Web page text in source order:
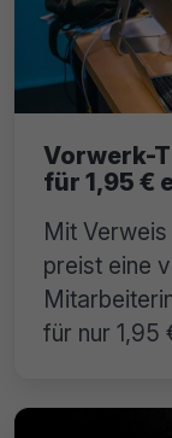
Vorwerk-
für 1,95 €
Mit
preist eine
für nur 1,95